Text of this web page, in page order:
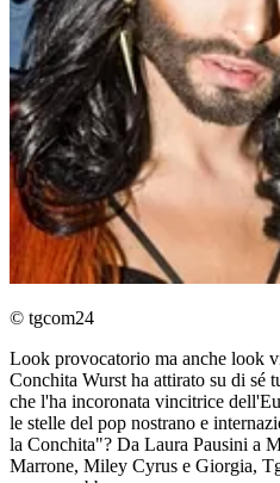
© tgcom24
Look provocatorio ma anche look
Conchita Wurst ha attirato su di sé
che l'ha incoronata vincitrice
le stelle del pop nostrano e
la Conchita"? Da Laura Pausini a
Marrone, Miley Cyrus e Giorgia,